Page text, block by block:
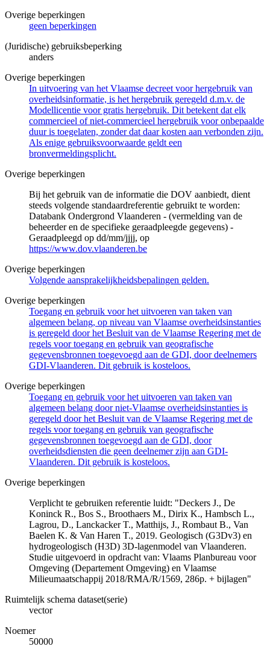
Overige beperkingen
geen beperkingen
(Juridische) gebruiksbeperking
anders
Overige beperkingen
In uitvoering van het Vlaamse decreet voor hergebruik van
overheidsinformatie, is het hergebruik geregeld d.m.v. de
Modellicentie voor gratis hergebruik. Dit betekent dat elk
commercieel of niet-commercieel hergebruik voor onbepaalde
duur is toegelaten, zonder dat daar kosten aan verbonden zijn.
Als enige gebruiksvoorwaarde geldt een
bronvermeldingsplicht.
Overige beperkingen
Bij het gebruik van de informatie die DOV aanbiedt, dient
steeds volgende standaardreferentie gebruikt te worden:
Databank Ondergrond Vlaanderen - (vermelding van de
beheerder en de specifieke geraadpleegde gegevens) -
Geraadpleegd op dd/mm/jjjj, op
https://www.dov.vlaanderen.be
Overige beperkingen
Volgende aansprakelijkheidsbepalingen gelden.
Overige beperkingen
Toegang en gebruik voor het uitvoeren van taken van
algemeen belang, op niveau van Vlaamse overheidsinstanties
is geregeld door het Besluit van de Vlaamse Regering met de
regels voor toegang en gebruik van geografische
gegevensbronnen toegevoegd aan de GDI, door deelnemers
GDI-Vlaanderen. Dit gebruik is kosteloos.
Overige beperkingen
Toegang en gebruik voor het uitvoeren van taken van
algemeen belang door niet-Vlaamse overheidsinstanties is
geregeld door het Besluit van de Vlaamse Regering met de
regels voor toegang en gebruik van geografische
gegevensbronnen toegevoegd aan de GDI, door
overheidsdiensten die geen deelnemer zijn aan GDI-
Vlaanderen. Dit gebruik is kosteloos.
Overige beperkingen
Verplicht te gebruiken referentie luidt: "Deckers J., De
Koninck R., Bos S., Broothaers M., Dirix K., Hambsch L.,
Lagrou, D., Lanckacker T., Matthijs, J., Rombaut B., Van
Baelen K. & Van Haren T., 2019. Geologisch (G3Dv3) en
hydrogeologisch (H3D) 3D-lagenmodel van Vlaanderen.
Studie uitgevoerd in opdracht van: Vlaams Planbureau voor
Omgeving (Departement Omgeving) en Vlaamse
Milieumaatschappij 2018/RMA/R/1569, 286p. + bijlagen"
Ruimtelijk schema dataset(serie)
vector
Noemer
50000